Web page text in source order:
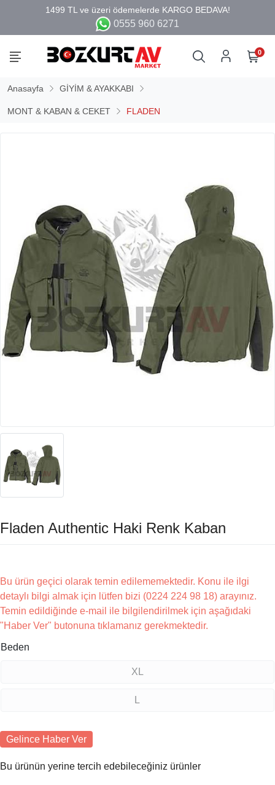
0555 960 6271
0
Anasayfa GİYİM & AYAKKABI
MONT & KABAN & CEKET FLADEN
Fladen Authentic Haki Renk Kaban
Bu ürün geçici olarak temin edilememektedir. Konu ile ilgi
detaylı bilgi almak için lütfen bizi (0224 224 98 18) arayınız.
Temin edildiğinde e-mail ile bilgilendirilmek için aşağıdaki
"Haber Ver" butonuna tıklamanız gerekmektedir.
Beden
XL
L
Gelince Haber Ver
Bu ürünün yerine tercih edebileceğiniz ürünler